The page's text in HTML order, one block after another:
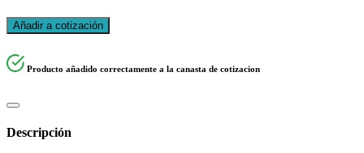
Añadir a cotización
Producto añadido correctamente a la canasta de cotizacion
Descripción